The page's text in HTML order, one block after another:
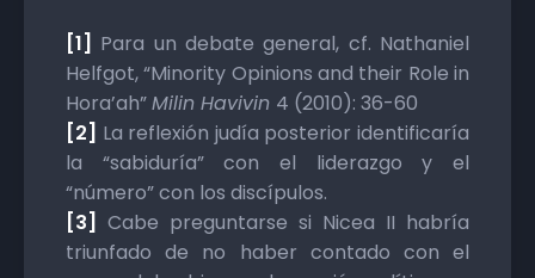
[1] Para un debate general, cf. Nathaniel
Helfgot, “Minority Opinions and their Role in
Hora’ah”Milin Havivin 4 (2010): 36-60
[2] La reflexión judía posterior identificaría
la “sabiduría” con el liderazgo y el
“número” con los discípulos.
[3] Cabe preguntarse si Nicea II habría
triunfado de no haber contado con el